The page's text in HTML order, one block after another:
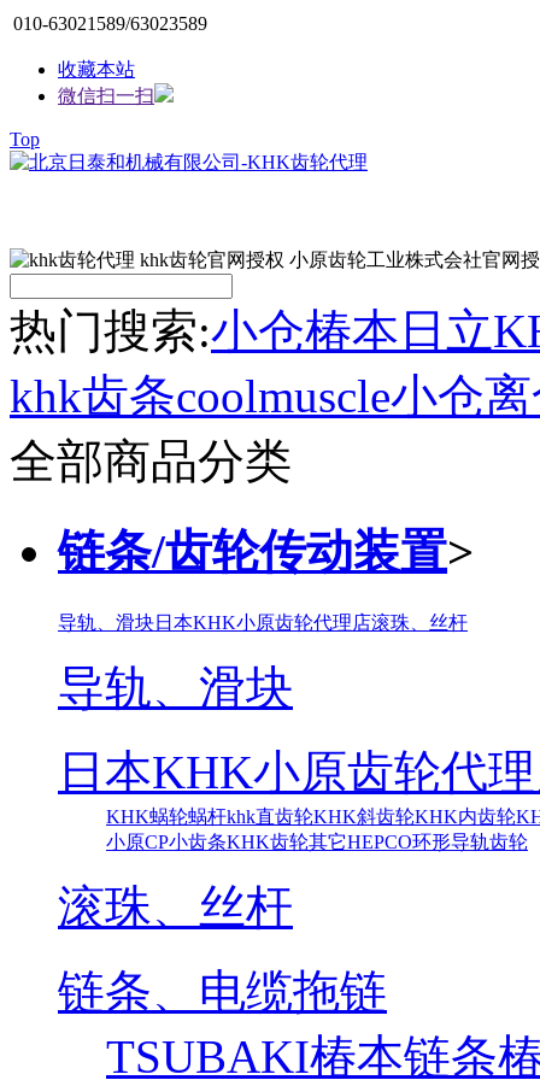
010-63021589/63023589
收藏本站
微信扫一扫
Top
热门搜索:小仓椿本 日立
khk齿条coolmuscle小仓
全部商品分类
链条/齿轮传动装置>
导轨、滑块日本KHK小原齿轮代理店滚珠、丝杆
导轨、滑块
日本KHK小原齿轮代
KHK蜗轮蜗杆khk直齿轮KHK斜齿轮KHK内齿轮
小原CP小齿条KHK齿轮其它HEPCO环形导轨齿轮
滚珠、丝杆
链条、电缆拖链
TSUBAKI椿本链条